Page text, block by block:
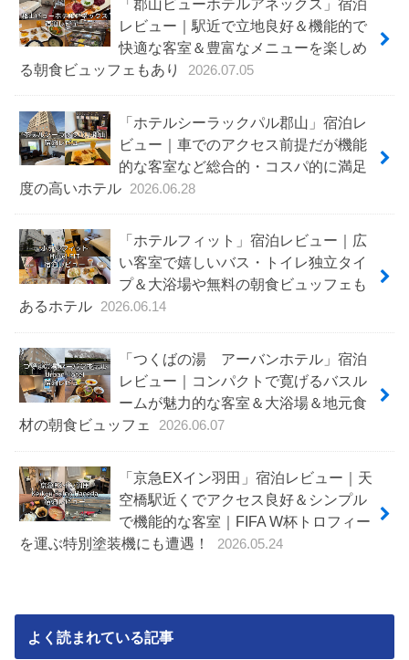
レビュー｜駅近で立地良好＆機能的で
快適な客室＆豊富なメニューを楽しめ
る朝食ビュッフェもあり
2026.07.05
「ホテルシーラックパル郡山」宿泊レ
ビュー｜車でのアクセス前提だが機能
的な客室など総合的・コスパ的に満足
度の高いホテル
2026.06.28
「ホテルフィット」宿泊レビュー｜広
い客室で嬉しいバス・トイレ独立タイ
プ＆大浴場や無料の朝食ビュッフェも
あるホテル
2026.06.14
「つくばの湯 アーバンホテル」宿泊
レビュー｜コンパクトで寛げるバスル
ームが魅力的な客室＆大浴場＆地元食
材の朝食ビュッフェ
2026.06.07
「京急EXイン羽田」宿泊レビュー｜天
空橋駅近くでアクセス良好＆シンプル
で機能的な客室｜FIFA W杯トロフィー
を運ぶ特別塗装機にも遭遇！
2026.05.24
よく読まれている記事